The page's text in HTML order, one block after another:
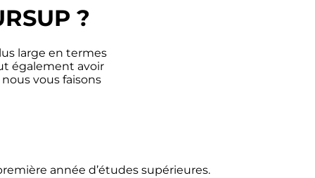
?
large en termes
également avoir
vous faisons
année d’études supérieures.